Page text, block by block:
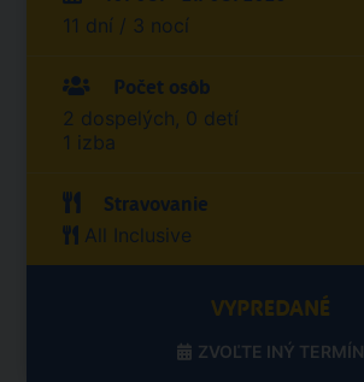
11 dní / 3 nocí
Počet osôb
2 dospelých, 0 detí
1 izba
Stravovanie
All Inclusive
VYPREDANÉ
ZVOĽTE INÝ TERMÍN